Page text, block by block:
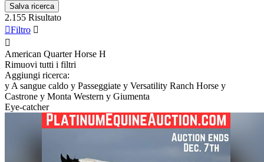
Salva ricerca
2.155 Risultato
Filtro 

American Quarter Horse H
Rimuovi tutti i filtri
Aggiungi ricerca:
y A sangue caldo y Passeggiate y Versatility Ranch Horse y
Castrone y Monta Western y Giumenta
Eye-catcher